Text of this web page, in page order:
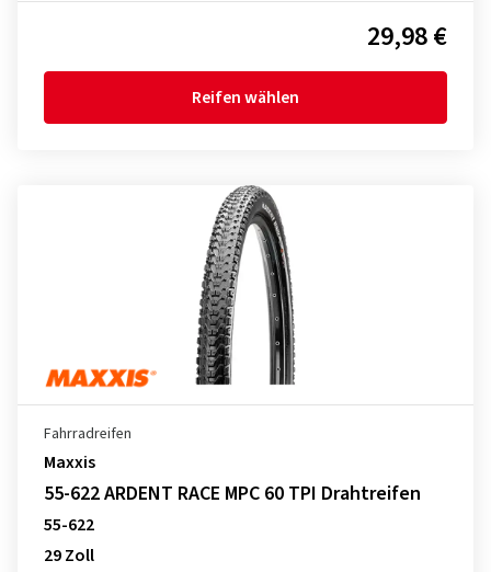
29,98 €
Reifen wählen
Fahrradreifen
Maxxis
55-622 ARDENT RACE MPC 60 TPI Drahtreifen
55-622
29 Zoll